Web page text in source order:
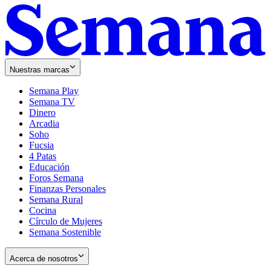
Nuestras marcas
Semana Play
Semana TV
Dinero
Arcadia
Soho
in
new
window
Fucsia
in
new
window
4 Patas
Educación
Foros Semana
Finanzas Personales
Semana Rural
Cocina
Círculo de Mujeres
Semana Sostenible
Acerca de nosotros